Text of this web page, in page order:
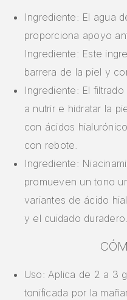
Ingrediente: El agua
proporciona apoyo
Ingrediente: Este
barrera de la piel y
Ingrediente: El
a nutrir e hidratar la
con ácidos
con rebote.
Ingrediente:
promueven un tono
variantes de ácido
y el cuidado duradero.
Uso: Aplica de 2 a 3
tonificada por la